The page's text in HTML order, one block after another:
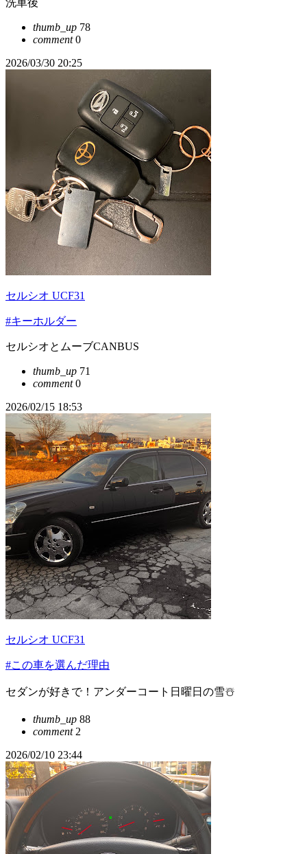
thumb_up 78
comment0
2026/03/30 20:25
セルシオ UCF31
#キーホルダー
セルシオとムーブCANBUS
thumb_up 71
comment0
2026/02/15 18:53
セルシオ UCF31
#この車を選んだ理由
セダンが好きで！アンダーコート日曜日の雪☃️
thumb_up 88
comment2
2026/02/10 23:44